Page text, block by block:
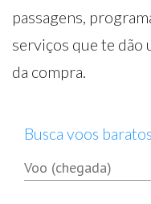
passagens,
serviços que te dão
da compra.
Busca voos baratos